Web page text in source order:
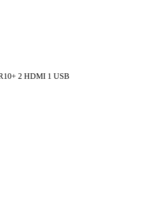
2 HDMI 1 USB